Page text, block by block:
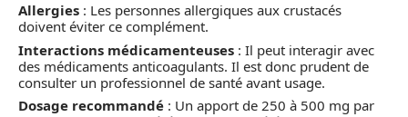
Allergies : Les personnes allergiques aux crustacés
doivent éviter ce complément.
Interactions médicamenteuses : Il peut interagir avec
des médicaments anticoagulants. Il est donc prudent de
consulter un professionnel de santé avant usage.
Dosage recommandé : Un apport de 250 à 500 mg par